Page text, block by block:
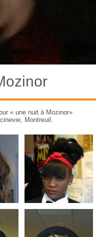
« une nuit à Mozinor»
Montreuil.